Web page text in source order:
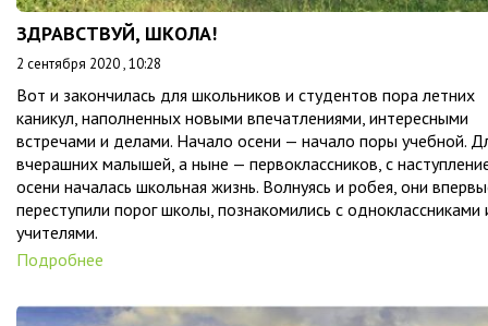
ЗДРАВСТВУЙ, ШКОЛА!
2 сентября 2020 , 10:28
Вот и закончилась для школьников и студентов пора летних
каникул, наполненных новыми впечатлениями, интересными
встречами и делами. Начало осени — начало поры учебной.
вчерашних малышей, а ныне — первоклассников, с
осени началась школьная жизнь. Волнуясь и робея, они
переступили порог школы, познакомились с одноклассниками
учителями.
Подробнее